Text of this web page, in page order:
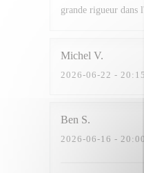
grande rigueur dans
Michel V
2026-06-22 -
Ben S
2026-06-16 -